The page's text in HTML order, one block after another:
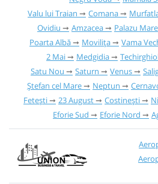
Valu lui Traian
Comana
Ovidiu
Amzacea Palazu Mare
Poarta Albă
Movilița Vama
2 Mai
Medgidia
Satu Nou
Saturn Venus
Ștefan cel Mare
Neptun
Fetești
23 August Costinești
Eforie Sud
Eforie Nord